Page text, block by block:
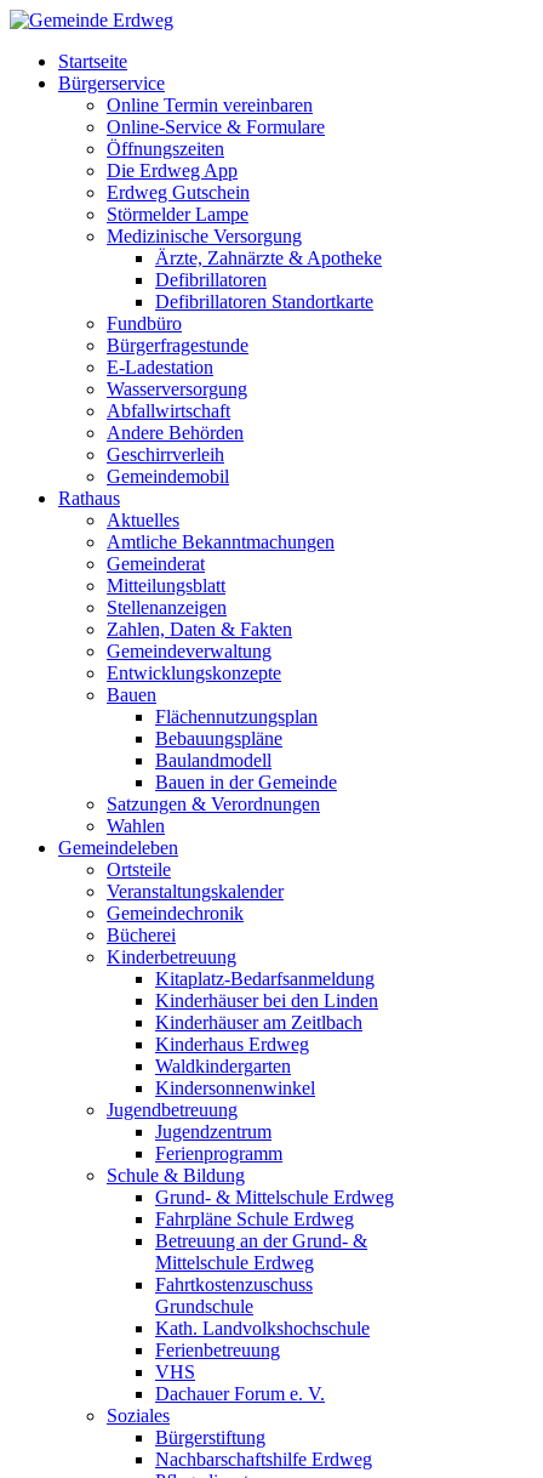
Startseite
Bürgerservice
Online Termin vereinbaren
Online-Service & Formulare
Öffnungszeiten
Die Erdweg App
Erdweg Gutschein
Störmelder Lampe
Medizinische Versorgung
Ärzte, Zahnärzte & Apotheke
Defibrillatoren
Defibrillatoren Standortkarte
Fundbüro
Bürgerfragestunde
E-Ladestation
Wasserversorgung
Abfallwirtschaft
Andere Behörden
Geschirrverleih
Gemeindemobil
Rathaus
Aktuelles
Amtliche Bekanntmachungen
Gemeinderat
Mitteilungsblatt
Stellenanzeigen
Zahlen, Daten & Fakten
Gemeindeverwaltung
Entwicklungskonzepte
Bauen
Flächennutzungsplan
Bebauungspläne
Baulandmodell
Bauen in der Gemeinde
Satzungen & Verordnungen
Wahlen
Gemeindeleben
Ortsteile
Veranstaltungskalender
Gemeindechronik
Bücherei
Kinderbetreuung
Kitaplatz-Bedarfsanmeldung
Kinderhäuser bei den Linden
Kinderhäuser am Zeitlbach
Kinderhaus Erdweg
Waldkindergarten
Kindersonnenwinkel
Jugendbetreuung
Jugendzentrum
Ferienprogramm
Schule & Bildung
Grund- & Mittelschule Erdweg
Fahrpläne Schule Erdweg
Betreuung an der Grund- &
Mittelschule Erdweg
Fahrtkostenzuschuss
Grundschule
Kath. Landvolkshochschule
Ferienbetreuung
VHS
Dachauer Forum e. V.
Soziales
Bürgerstiftung
Nachbarschaftshilfe Erdweg